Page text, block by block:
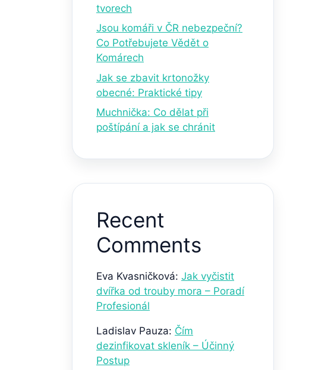
tvorech
Jsou komáři v ČR nebezpeční?
Co Potřebujete Vědět o
Komárech
Jak se zbavit krtonožky
obecné: Praktické tipy
Muchnička: Co dělat při
poštípání a jak se chránit
Recent
Comments
Eva Kvasničková: Jak vyčistit
dvířka od trouby mora – Poradí
Profesionál
Ladislav Pauza: Čím
dezinfikovat skleník – Účinný
Postup